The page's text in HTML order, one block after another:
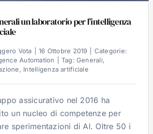
un laboratorio per l’intelligenza
Vota 16 Ottobre 2019
Categorie:
Automation
Tag: Generali,
, Intelligenza artificiale
assicurativo nel 2016 ha
un nucleo di competenze per
sperimentazioni di AI. Oltre 50 i